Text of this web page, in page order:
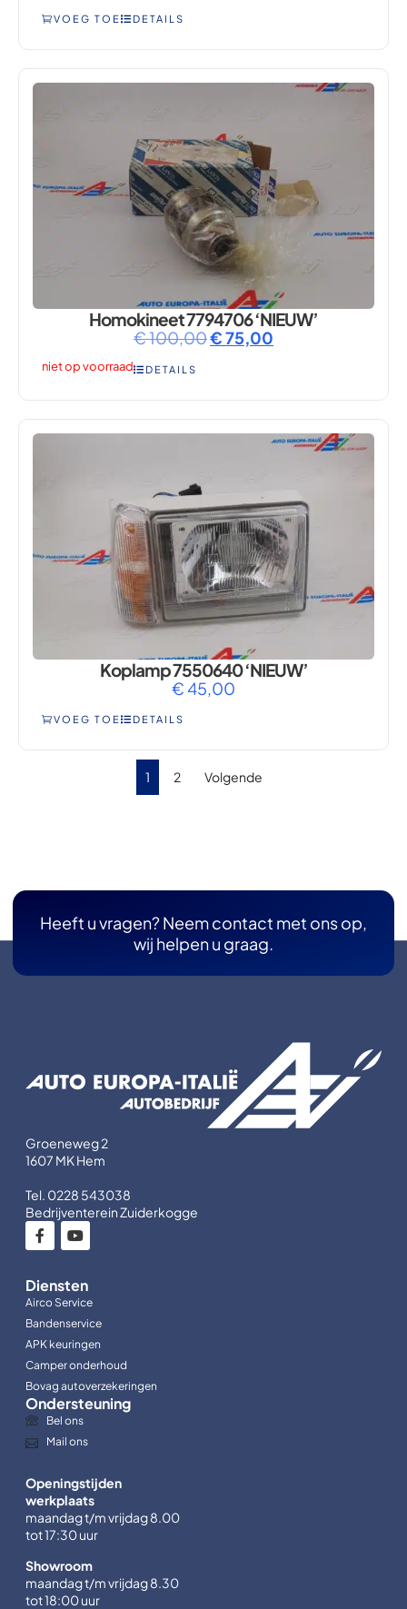
VOEG TOE DETAILS
Homokineet 7794706 ‘NIEUW’
€100,00€75,00
niet op voorraad DETAILS
Koplamp 7550640 ‘NIEUW’
€45,00
VOEG TOE DETAILS
1 2 Volgende
Heeft u vragen? Neem contact met ons op,
wij helpen u graag.
Groeneweg 2
1607 MK Hem
Tel. 0228 543038
Bedrijventerein Zuiderkogge
Diensten
Airco Service
Bandenservice
APK keuringen
Camper onderhoud
Bovag autoverzekeringen
Ondersteuning
Bel ons
Mail ons
Openingstijden
werkplaats
maandag t/m vrijdag 8.00
tot 17:30 uur
Showroom
maandag t/m vrijdag 8.30
tot 18:00 uur